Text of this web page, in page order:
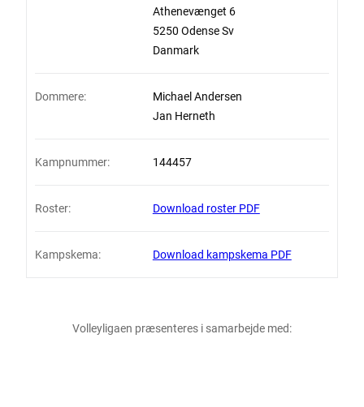
Athenevænget 6
5250 Odense Sv
Danmark
Dommere:
Michael Andersen
Jan Herneth
Kampnummer: 144457
Roster: Download roster PDF
Kampskema: Download kampskema PDF
Volleyligaen præsenteres i samarbejde med: